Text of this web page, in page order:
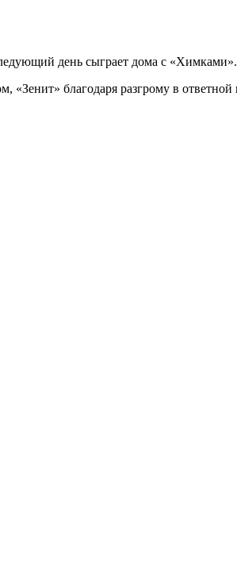
день сыграет дома с «Химками».
«Зенит» благодаря разгрому в